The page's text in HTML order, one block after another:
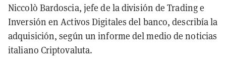
Niccolò Bardoscia, jefe de la división de Trading e
Inversión en Activos Digitales del banco, describía la
adquisición, según un informe del medio de noticias
italiano Criptovaluta.